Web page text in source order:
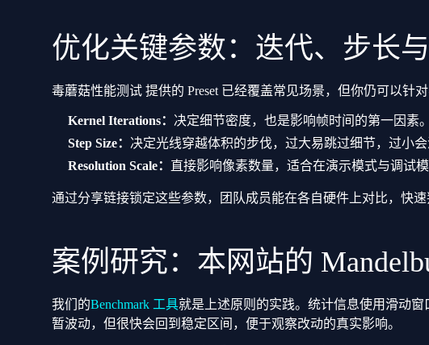
优化关键参数：迭代、步长
毒蘑菇性能测试 提供的 Preset 已经覆盖常见场景，但你仍可以针对
Kernel Iterations： 决定细节密度，也是影响帧时间的第一因素。
Step Size： 决定光线穿越体积的步伐，过大易跳过细节，过小会
Resolution Scale： 直接影响像素数量，适合在演示模式与调试模
通过分享链接锁定这些参数，团队成员能在各自硬件上对比，快速
案例研究：本网站的
我们的Benchmark 工具就是上述原则的实践。统计信息使用滑动
暂波动，但很快会回到稳定区间，便于观察改动的真实影响。